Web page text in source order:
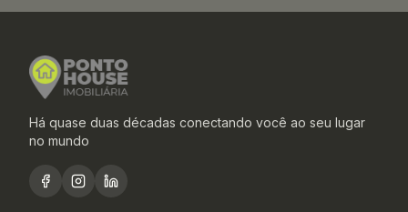
Há quase duas décadas conectando você ao seu lugar
no mundo